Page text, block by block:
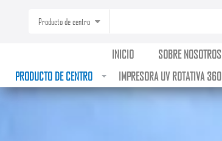
Producto de centro
PRODUCTO DE CENTRO
INICIO SOBRE NOSOTROS
IMPRESORA UV ROTATIVA 360